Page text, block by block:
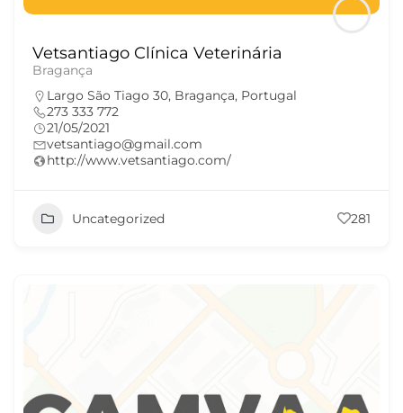
Vetsantiago Clínica Veterinária
Bragança
Largo São Tiago 30, Bragança, Portugal
273 333 772
21/05/2021
vetsantiago@gmail.com
http://www.vetsantiago.com/
Uncategorized 281